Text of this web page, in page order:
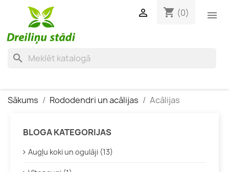

shopping_cart (0)

search
Sākums Rododendri un acālijas Acālijas
BLOGA KATEGORIJAS
Augļu koki un ogulāji (13)